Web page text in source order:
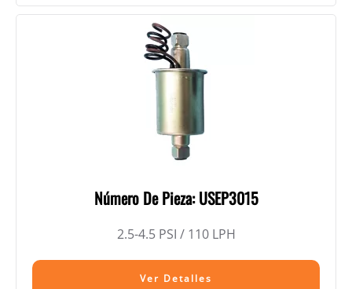
Número De Pieza: USEP3015
2.5-4.5 PSI / 110 LPH
Ver Detalles